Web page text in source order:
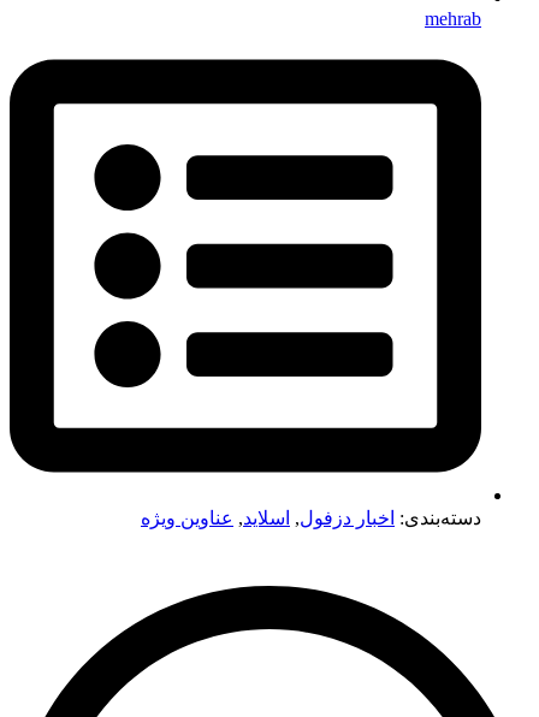
mehrab
دسته‌بندی: اخبار دزفول, اسلاید, عناوین ویژه